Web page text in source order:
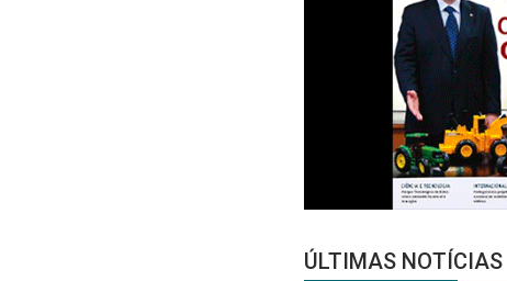
ÚLTIMAS NOTÍCIAS